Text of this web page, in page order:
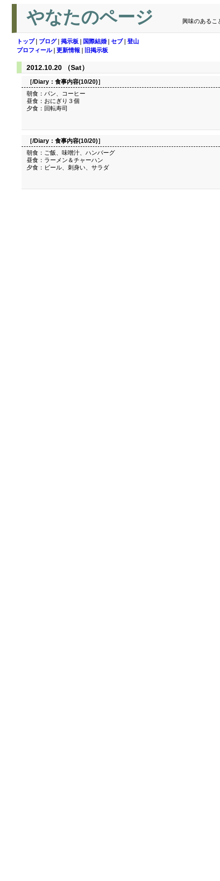
やなたのページ 興味のあるこ
トップ| ブログ| 掲示板 国際結婚 セブ| 登山
プロフィール| 更新情報 旧掲示板
2012.10.20 （Sat）
［/Diary： 食事内容(10/20)］
朝食：パン、コーヒー
昼食：おにぎり３個
夕食：回転寿司
［/Diary： 食事内容(10/20)］
朝食：ご飯、味噌汁、ハンバーグ
昼食：ラーメン＆チャーハン
夕食：ビール、刺身い、サラダ